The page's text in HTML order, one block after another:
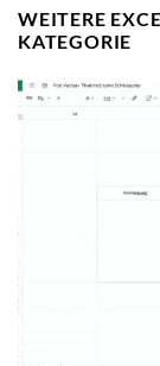
WEITERE
KATEGORIE